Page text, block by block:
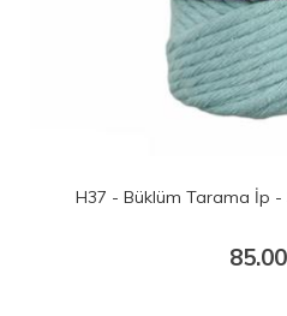
İp - 3 mm 250gr - Su Yeşili